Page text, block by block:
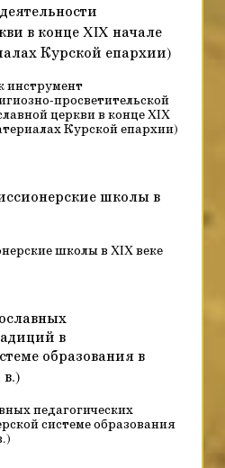
инструмент
просветительской
церкви в конце XIX
Курской епархии)
школы в XIX веке
педагогических
системе образования